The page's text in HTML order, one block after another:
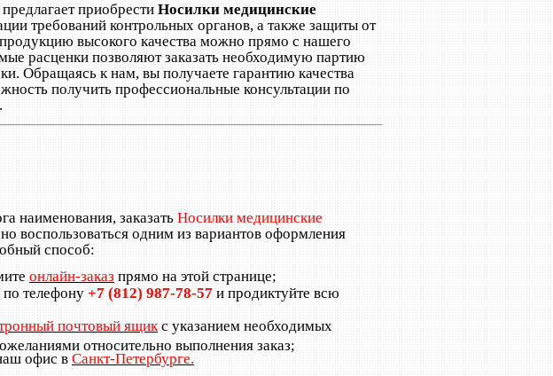
приобрести Носилки медицинские
требований контрольных органов, а также защиты от
высокого качества можно прямо с нашего
расценки позволяют заказать необходимую партию
Обращаясь к нам, вы получаете гарантию качества
получить профессиональные консультации по
наименования, заказать Носилки медицинские
воспользоваться одним из вариантов оформления
способ:
онлайн-заказ прямо на этой странице;
телефону +7 (812) 987-78-57 и продиктуйте всю
почтовый ящикс указанием необходимых
относительно выполнения заказ;
офис в Санкт-Петербурге.